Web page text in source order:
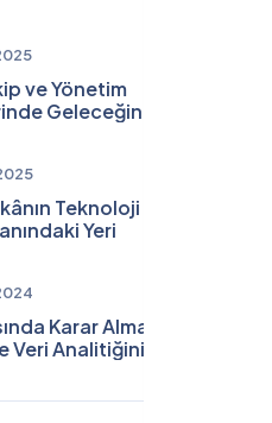
ve Yönetim
Geleceğin
Teknoloji ve
Yeri
Karar Alma
Veri Analitiğinin